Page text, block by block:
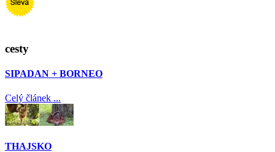
cesty
SIPADAN + BORNEO
Celý článek ...
THAJSKO